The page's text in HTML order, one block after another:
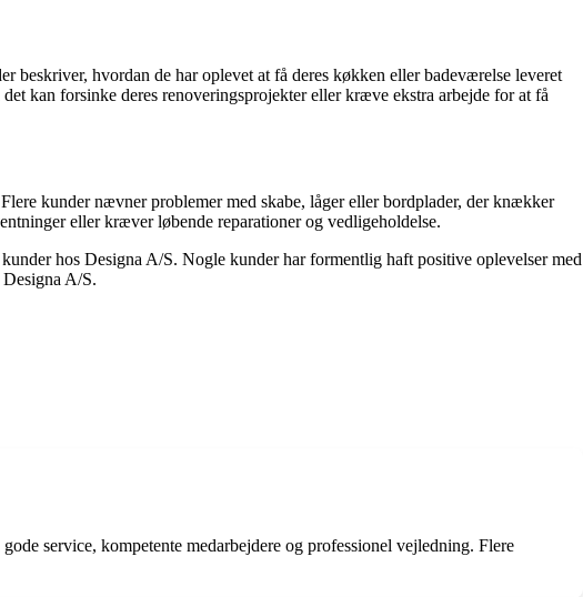
beskriver, hvordan de har oplevet at få deres køkken eller badeværelse leveret
kan forsinke deres renoveringsprojekter eller kræve ekstra arbejde for at få
kunder nævner problemer med skabe, låger eller bordplader, der knækker
eller kræver løbende reparationer og vedligeholdelse.
hos Designa A/S. Nogle kunder har formentlig haft positive oplevelser med
A/S.
service, kompetente medarbejdere og professionel vejledning. Flere